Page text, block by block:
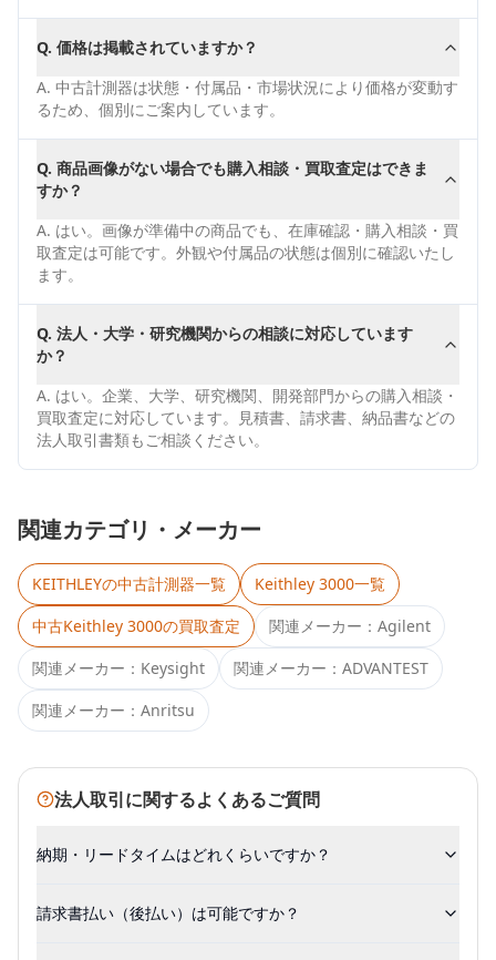
Q. 価格は掲載されていますか？
A. 中古計測器は状態・付属品・市場状況により価格が変動す
るため、個別にご案内しています。
Q. 商品画像がない場合でも購入相談・買取査定はできま
すか？
A. はい。画像が準備中の商品でも、在庫確認・購入相談・買
取査定は可能です。外観や付属品の状態は個別に確認いたし
ます。
Q. 法人・大学・研究機関からの相談に対応しています
か？
A. はい。企業、大学、研究機関、開発部門からの購入相談・
買取査定に対応しています。見積書、請求書、納品書などの
法人取引書類もご相談ください。
関連カテゴリ・メーカー
KEITHLEYの中古計測器一覧 Keithley 3000一覧
中古Keithley 3000の買取査定 関連メーカー： Agilent
関連メーカー： Keysight 関連メーカー： ADVANTEST
関連メーカー： Anritsu
法人取引に関するよくあるご質問
納期・リードタイムはどれくらいですか？
請求書払い（後払い）は可能ですか？